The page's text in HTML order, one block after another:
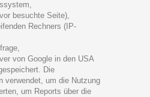
besuchte Seite),
Rechners (IP-
von Google in den USA
Die
verwendet, um die Nutzung
um Reports über die